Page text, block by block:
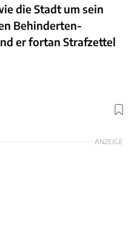
die Stadt um sein
Behinderten-
er fortan Strafzettel
Foto: Screenshot Silvastone via Instagram
ANZEIGE